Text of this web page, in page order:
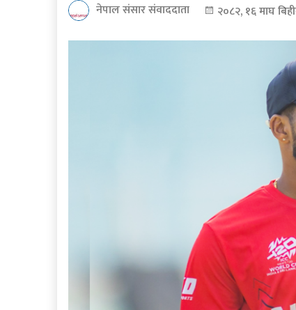
पत्रपत्रिकाबाट
नेपाल संसार संवाददाता २०८२, १६ माघ